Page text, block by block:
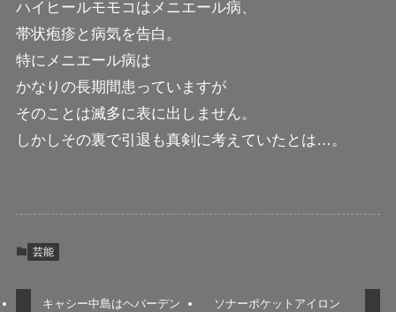
ハイヒールモモコはメニエール病、
帯状疱疹と病気を告白。
特にメニエール病は
かなりの長期間患っていますが
そのことは滅多に表に出しません。
しかしその裏で引退も真剣に考えていたとは…。
芸能
キャシー中島はヘバーデン
ソナーポケットアイロン